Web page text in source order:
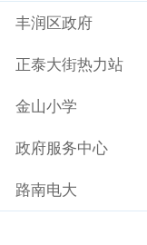
丰润区政府
正泰大街热力站
金山小学
政府服务中心
路南电大